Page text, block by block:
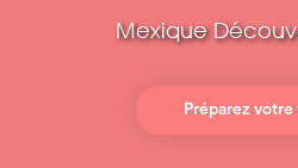
Mexique
Préparez votre